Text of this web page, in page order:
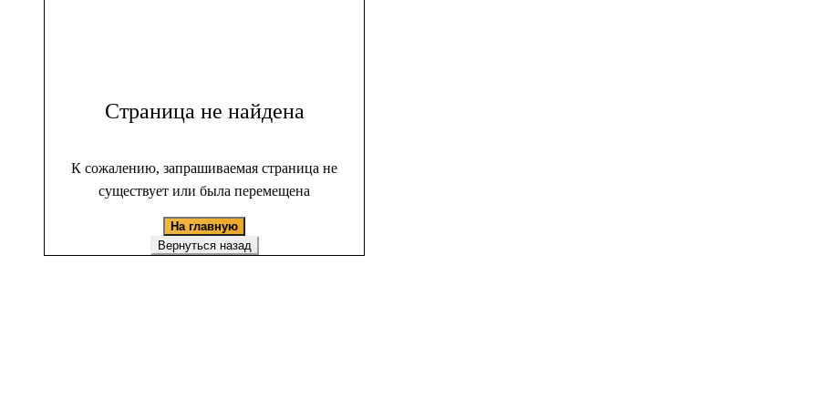
Страница не найдена
К сожалению, запрашиваемая страница не
существует или была перемещена
На главную
Вернуться назад